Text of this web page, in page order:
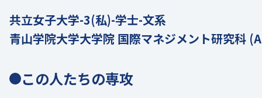
共立女子大学-3(私)-学士-文系
青山学院大学大学院 国際マネジメント研究科
この人たちの専攻